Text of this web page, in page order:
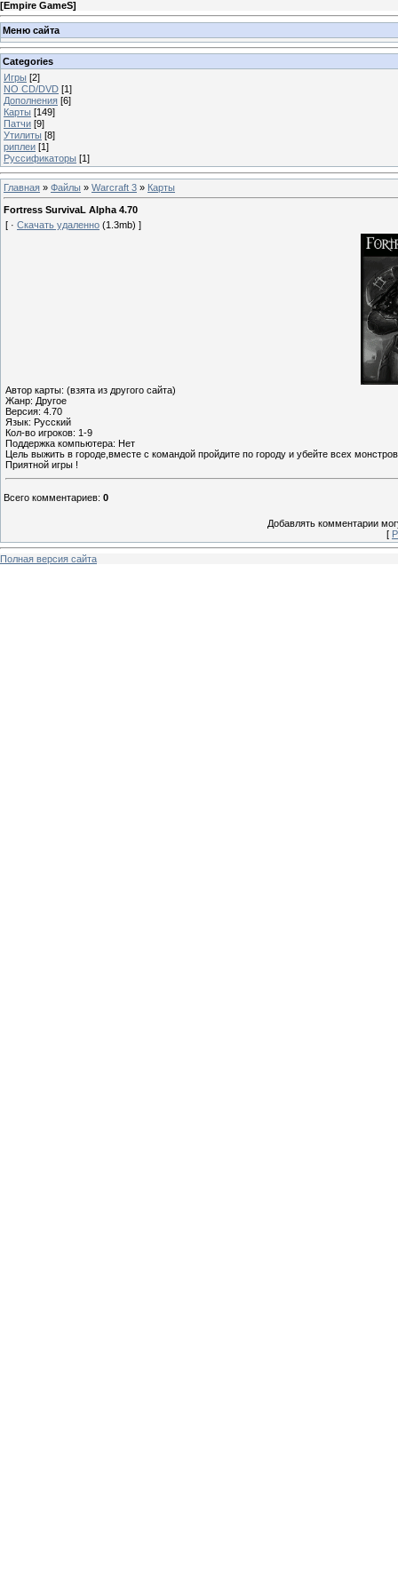
[Empire GameS]
Меню сайта
Categories
Игры [2]
NO CD/DVD [1]
Дополнения [6]
Карты [149]
Патчи [9]
Утилиты [8]
риплеи [1]
Руссификаторы [1]
Главная » Файлы » Warcraft 3 » Карты
Fortress SurvivaL Alpha 4.70
[ · Скачать удаленно (1.3mb) ]
Автор карты: (взята из другого сайта)
Жанр: Другое
Версия: 4.70
Язык: Русский
Кол-во игроков: 1-9
Поддержка компьютера: Нет
Цель выжить в городе,вместе с командой пройдите по городу и убейте всех
Приятной игры !
Всего комментариев: 0
Добавлять комментарии
[
Полная версия сайта